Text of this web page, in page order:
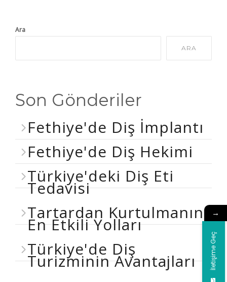
Ara
ARA
Son Gönderiler
Fethiye'de Diş İmplantı
Fethiye'de Diş Hekimi
Türkiye'deki Diş Eti
Tedavisi
Tartardan Kurtulmanın
En Etkili Yolları
Türkiye'de Diş
Turizminin Avantajları
→
İletişime Geç